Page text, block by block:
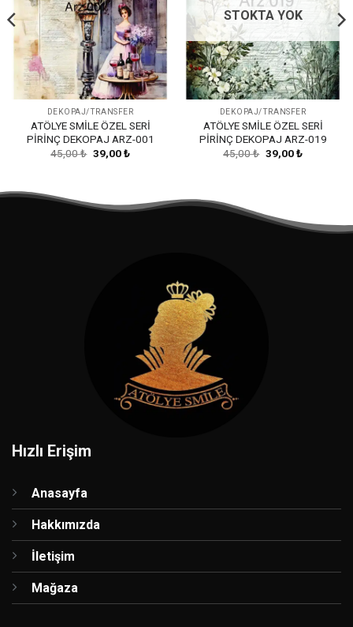
DEKOPAJ/TRANSFER
ATÖLYE SMİLE ÖZEL SERİ
PİRİNÇ DEKOPAJ ARZ-001
45,00₺ Orijinal
fiyat:
39,00₺Şu
STOKTA YOK
DEKOPAJ/TRANSFER
ATÖLYE SMİLE ÖZEL SERİ
PİRİNÇ DEKOPAJ ARZ-019
45,00₺ Orijinal
fiyat:
39,00₺Şu
Hızlı Erişim
Anasayfa
Hakkımızda
İletişim
Mağaza